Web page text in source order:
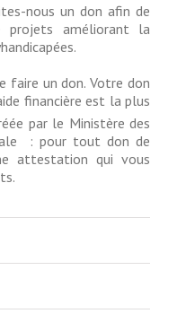
nous un don afin de
projets améliorant la
faire un don. Votre don
financière est la plus
par le Ministère des
: pour tout don de
attestation qui vous